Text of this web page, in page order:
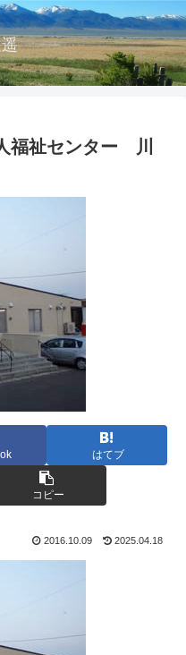
福祉センター 川
はてブ
コピー
2016.10.09 2025.04.18